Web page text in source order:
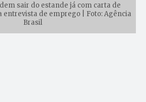
sair do estande já com carta de
entrevista de emprego | Foto: Agência
Brasil